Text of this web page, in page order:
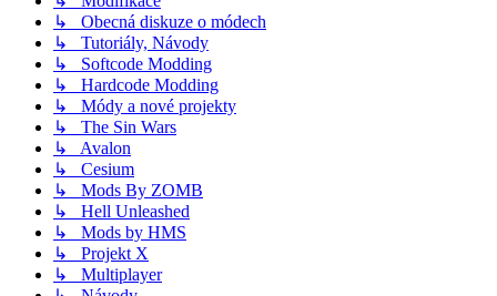
↳ Obecná diskuze o módech
↳ Tutoriály, Návody
↳ Softcode Modding
↳ Hardcode Modding
↳ Módy a nové projekty
↳ The Sin Wars
↳ Avalon
↳ Cesium
↳ Mods By ZOMB
↳ Hell Unleashed
↳ Mods by HMS
↳ Projekt X
↳ Multiplayer